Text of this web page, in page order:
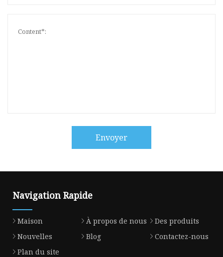
Envoyer
Navigation Rapide
Maison À propos de nous
Des produits
Nouvelles
Blog
Contactez-nous
Plan du site